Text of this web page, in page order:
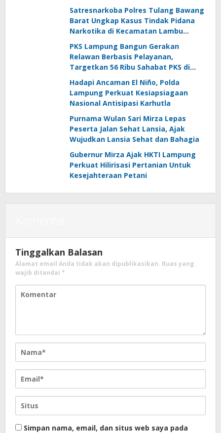
Satresnarkoba Polres Tulang Bawang
Barat Ungkap Kasus Tindak Pidana
Narkotika di Kecamatan Lambu
PKS Lampung Bangun Gerakan
Relawan Berbasis Pelayanan,
Targetkan 56 Ribu Sahabat PKS di
Seluruh Lampung
Hadapi Ancaman El Niño, Polda
Lampung Perkuat Kesiapsiagaan
Nasional Antisipasi Karhutla
Purnama Wulan Sari Mirza Lepas
Peserta Jalan Sehat Lansia, Ajak
Wujudkan Lansia Sehat dan Bahagia
Gubernur Mirza Ajak HKTI Lampung
Perkuat Hilirisasi Pertanian Untuk
Kesejahteraan Petani
Tinggalkan Balasan
Alamat email Anda tidak akan dipublikasikan. Ruas yang
wajib ditandai *
Simpan nama, email, dan situs web saya pada